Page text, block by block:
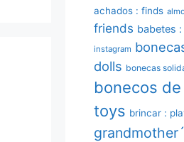
achados : finds
friends babetes
instagram
dolls bonecas
bonecos
toys brincar :